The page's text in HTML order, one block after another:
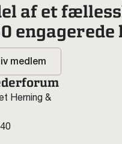
af et
engagerede
medlem
Herning &